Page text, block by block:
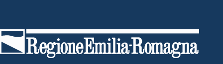
di
pagina